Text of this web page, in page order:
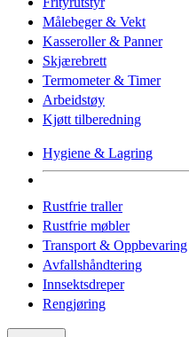
Målebeger & Vekt
Kasseroller & Panner
Skjærebrett
Termometer & Timer
Arbeidstøy
Kjøtt tilberedning
Hygiene & Lagring
Rustfrie traller
Rustfrie møbler
Transport & Oppbevaring
Avfallshåndtering
Innsektsdreper
Rengjøring